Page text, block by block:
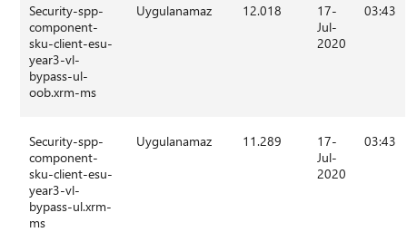
Security-spp-
component-
sku-client-esu-
year3-vl-
bypass-ul-
oob.xrm-ms
Uygulanamaz 12.018
17-
Jul-
2020
03:43
Security-spp-
component-
sku-client-esu-
year3-vl-
bypass-ul.xrm-
ms
Uygulanamaz 11.289
17-
Jul-
2020
03:43